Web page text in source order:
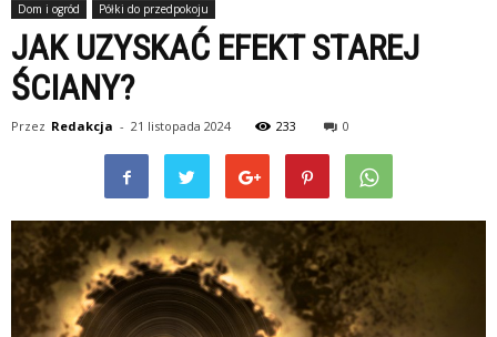
Dom i ogród Półki do przedpokoju
JAK UZYSKAĆ EFEKT STAREJ
ŚCIANY?
Przez Redakcja - 21 listopada 2024 233 0